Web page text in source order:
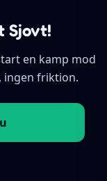
Sjovt!
en kamp mod
ingen friktion.